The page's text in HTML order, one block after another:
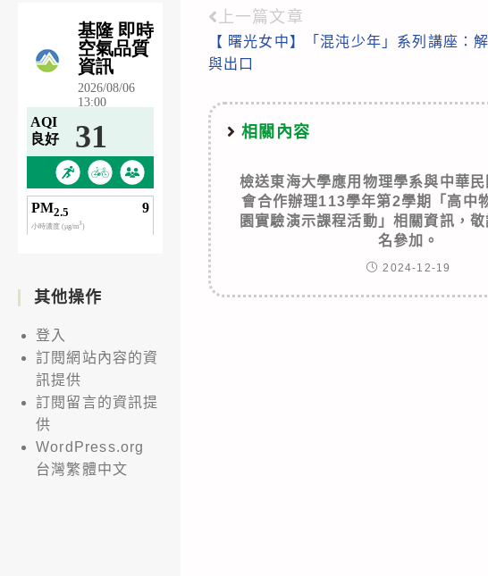
Read
more
上一篇文章
【 曙光女中】「混沌少年」系列講座：
與出口
相關內容
檢送東海大學應用物理學系與中華
會合作辦理113學年第2學期「高中
園實驗演示課程活動」相關資訊，
名參加。
2024-12-19
其他操作
登入
訂閱網站內容的資
訊提供
訂閱留言的資訊提
供
WordPress.org
台灣繁體中文